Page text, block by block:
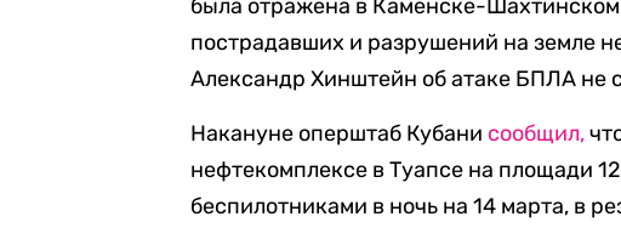
была отражена в Каменске-
пострадавших и разрушений на земле
Александр Хинштейн об атаке БПЛА не
Накануне оперштаб Кубани сообщил,
нефтекомплексе в Туапсе на площади
беспилотниками в ночь на 14 марта, в